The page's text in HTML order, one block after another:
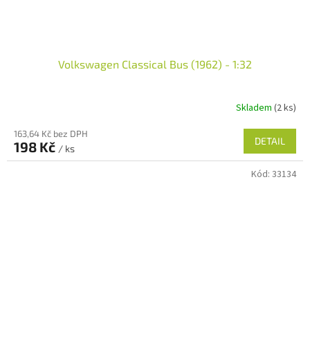
Volkswagen Classical Bus (1962) - 1:32
Skladem (2 ks)
163,64 Kč bez DPH
198 Kč / ks
DETAIL
Kód: 33134